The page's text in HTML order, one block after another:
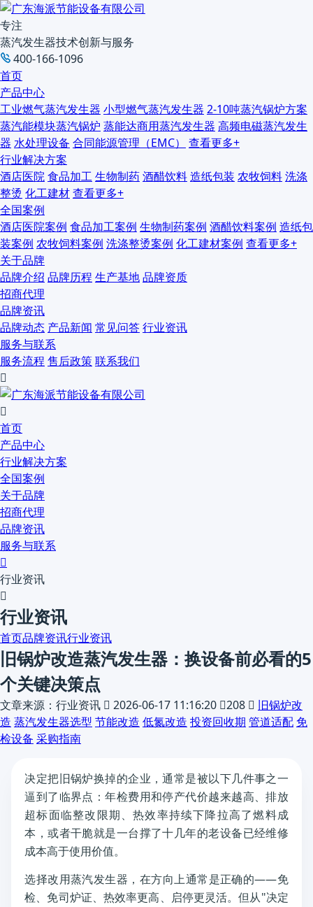
专注
蒸汽发生器技术创新与服务
400-166-1096
首页
产品中心
工业燃气蒸汽发生器 小型燃气蒸汽发生器 2-10吨蒸汽锅炉方案
蒸汽能模块蒸汽锅炉 蒸能达商用蒸汽发生器 高频电磁蒸汽发生
器 水处理设备 合同能源管理（EMC）
查看更多+
行业解决方案
酒店医院食品加工生物制药酒醋饮料造纸包装 农牧饲料洗涤
整烫 化工建材查看更多+
全国案例
酒店医院案例 食品加工案例 生物制药案例 酒醋饮料案例 造纸包
装案例 农牧饲料案例 洗涤整烫案例 化工建材案例 查看更多+
关于品牌
品牌介绍 品牌历程 生产基地品牌资质
招商代理
品牌资讯
品牌动态 产品新闻 常见问答行业资讯
服务与联系
服务流程 售后政策联系我们


首页
产品中心
行业解决方案
全国案例
关于品牌
招商代理
品牌资讯
服务与联系

行业资讯

行业资讯
首页品牌资讯行业资讯
旧锅炉改造蒸汽发生器：换设备前必看的5
个关键决策点
文章来源：行业资讯  2026-06-17 11:16:20 208  旧锅炉改
造 蒸汽发生器选型 节能改造 低氮改造 投资回收期 管道适配 免
检设备 采购指南
决定把旧锅炉换掉的企业，通常是被以下几件事之一
逼到了临界点：年检费用和停产代价越来越高、排放
超标面临整改限期、热效率持续下降拉高了燃料成
本，或者干脆就是一台撑了十几年的老设备已经维修
成本高于使用价值。
选择改用蒸汽发生器，在方向上通常是正确的——免
检、免司炉证、热效率更高、启停更灵活。但从"决定